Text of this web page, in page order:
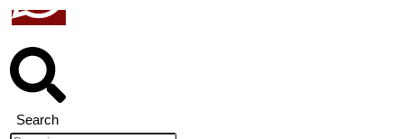
Search